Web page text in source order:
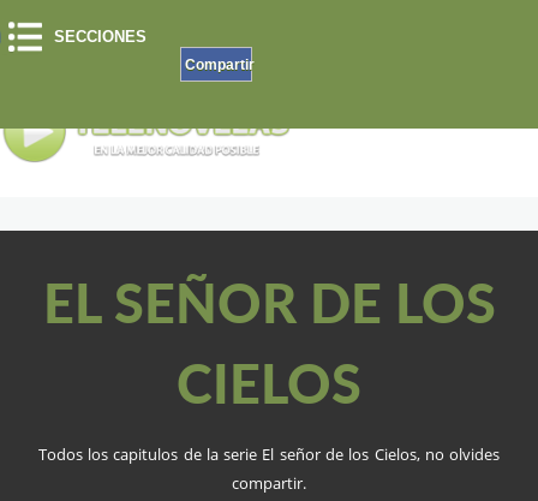
SECCIONES
Compartir
EL SEÑOR DE LOS
CIELOS
Todos los capitulos de la serie El señor de los Cielos, no olvides
compartir.